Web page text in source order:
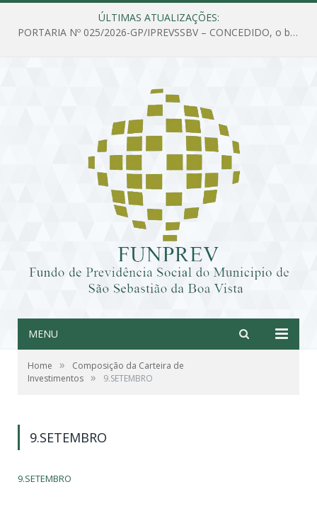
ÚLTIMAS ATUALIZAÇÕES:
PORTARIA Nº 025/2026-GP/IPREVSSBV – CONCEDIDO, o benefício de PENSÃO a MARIA ESTELA DOS SANTOS SOUZA
MENU
Home »
Composição da Carteira de
Investimentos » 9.SETEMBRO
9.SETEMBRO
9.SETEMBRO